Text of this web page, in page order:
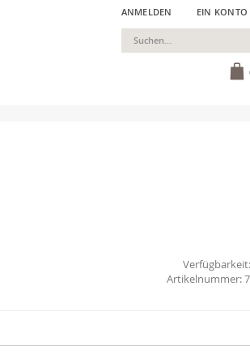
ANMELDEN EIN KONTO
Verfügbarkeit: